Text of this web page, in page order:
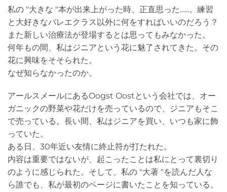
私の "大きな "本が出来上がった時、正直思った......。練習
と大好きなバレエクラス以外に何をすればいいのだろう？
また新しい治療法が登場するとは思ってもみなかった。
何年もの間、私はジニアという花に魅了されてきた。その
花に興味をそそられた。
なぜ知らなかったのか。
アールスメールにあるOogst Oostという会社では、オー
ガニックの野菜や花だけを売っているので、ジニアもそこ
で売っている。長い間、私はジニアを買い、いつも家に飾
っていた。
ある日、30年近い友情に終止符が打たれた。
内容は重要ではないが、起こったことは私にとって裏切り
のように感じられた。そして、私の "大著 "を読んだ人な
ら誰でも、私が最初のページに書いたことを知っている。